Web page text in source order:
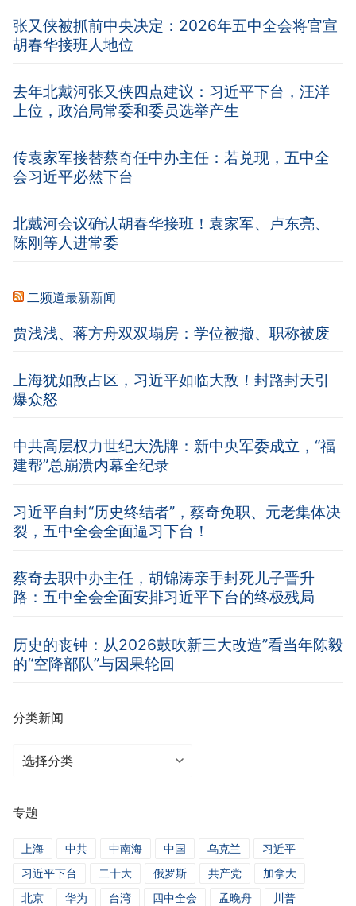
张又侠被抓前中央决定：2026年五中全会将官宣
胡春华接班人地位
去年北戴河张又侠四点建议：习近平下台，汪洋
上位，政治局常委和委员选举产生
传袁家军接替蔡奇任中办主任：若兑现，五中全
会习近平必然下台
北戴河会议确认胡春华接班！袁家军、卢东亮、
陈刚等人进常委
二频道最新新闻
贾浅浅、蒋方舟双双塌房：学位被撤、职称被废
上海犹如敌占区，习近平如临大敌！封路封天引
爆众怒
中共高层权力世纪大洗牌：新中央军委成立，“福
建帮”总崩溃内幕全纪录
习近平自封“历史终结者”，蔡奇免职、元老集体决
裂，五中全会全面逼习下台！
蔡奇去职中办主任，胡锦涛亲手封死儿子晋升
路：五中全会全面安排习近平下台的终极残局
历史的丧钟：从2026鼓吹新三大改造”看当年陈毅
的“空降部队”与因果轮回
分类新闻
分
闻
专题
上海 中共 中南海 中国 乌克兰
习近平
习近平下台
二十大 俄罗斯 共产党
加拿大
北京
华为 台湾 四中全会 孟晚舟 川普